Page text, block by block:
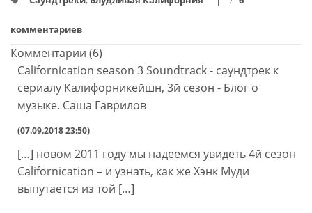
комментариев
Комментарии (6)
Californication season 3 Soundtrack - саундтрек к
сериалу Калифорникейшн, 3й сезон - Блог о
музыке. Саша Гаврилов
(07.09.2018 23:50)
[…] новом 2011 году мы надеемся увидеть 4й сезон
Californication – и узнать, как же Хэнк Муди
выпутается из той […]